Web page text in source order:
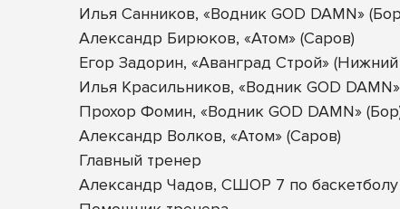
Илья Санников, «Водник GOD DAMN»
Александр Бирюков, «Атом» (Саров)
Егор Задорин, «Аванград Строй»
Илья Красильников, «Водник GOD
Прохор Фомин, «Водник GOD DAMN»
Александр Волков, «Атом» (Саров)
Главный тренер
Александр Чадов, СШОР 7 по